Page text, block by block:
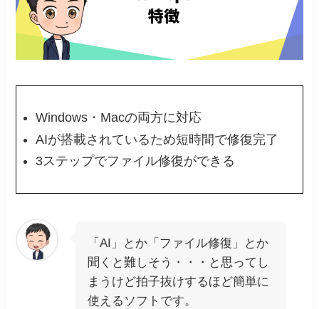
Windows・Macの両方に対応
AIが搭載されているため短時間で修復完了
3ステップでファイル修復ができる
「AI」とか「ファイル修復」とか
聞くと難しそう・・・と思ってし
まうけど拍子抜けするほど簡単に
使えるソフトです。